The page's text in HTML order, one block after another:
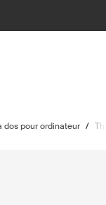
dos pour ordinateur /